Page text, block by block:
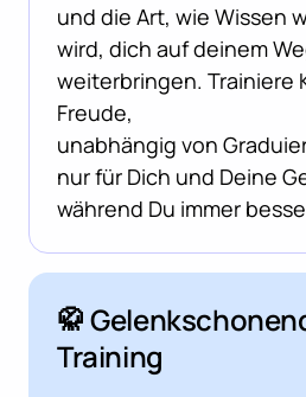
und die Art, wie Wissen
wird, dich auf deinem
weiterbringen. Trainiere
Freude,
unabhängig von
nur für Dich und Deine
während Du immer
🥋
Training